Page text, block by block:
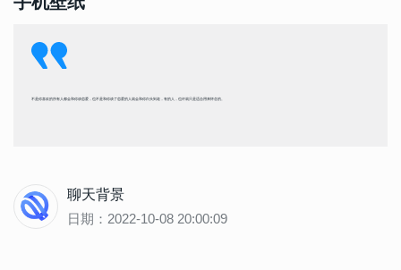
不是你喜欢的所有人都会和你谈恋爱，也不是和你谈了恋爱的人就会和你白头到老，有的人，也许就只是适合用来怀念的。
聊天背景
日期：2022-10-08 20:00:09